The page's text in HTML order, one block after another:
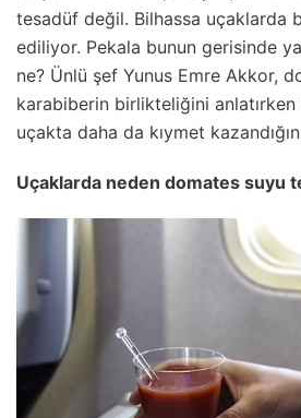
tesadüf değil. Bilhassa uçaklarda
ediliyor. Pekala bunun gerisinde
ne? Ünlü şef Yunus Emre Akkor,
karabiberin birlikteliğini
uçakta daha da kıymet
Uçaklarda neden domates suyu